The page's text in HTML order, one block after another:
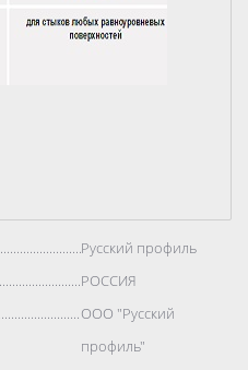
Русский профиль
РОССИЯ
ООО "Русский
профиль"